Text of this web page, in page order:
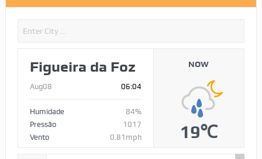
Figueira da Foz
Aug08 06:04
Humidade
84%
Pressão
1017
Vento
0.81mph
NOW
19℃